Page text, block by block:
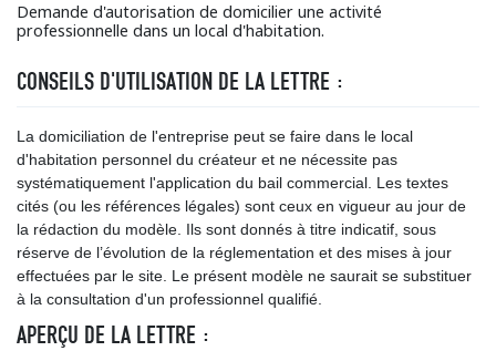
Demande d'autorisation de domicilier une activité
professionnelle dans un local d'habitation.
CONSEILS D'UTILISATION DE LA LETTRE :
La domiciliation de l'entreprise peut se faire dans le local
d'habitation personnel du créateur et ne nécessite pas
systématiquement l'application du bail commercial. Les textes
cités (ou les références légales) sont ceux en vigueur au jour de
la rédaction du modèle. Ils sont donnés à titre indicatif, sous
réserve de l’évolution de la réglementation et des mises à jour
effectuées par le site. Le présent modèle ne saurait se substituer
à la consultation d'un professionnel qualifié.
APERÇU DE LA LETTRE :